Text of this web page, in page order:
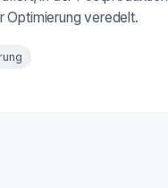
Optimierung veredelt.